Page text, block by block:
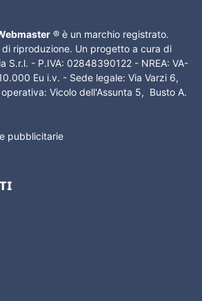
® è un marchio registrato.
riproduzione. Un progetto a cura di
S.r.l. - P.IVA: 02848390122 - NREA: VA-
Eu i.v. - Sede legale: Via Varzi 6,
Vicolo dell'Assunta 5, Busto A.
pubblicitarie